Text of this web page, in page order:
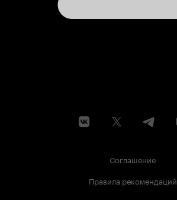
Соглашение
Правила рекомендаций